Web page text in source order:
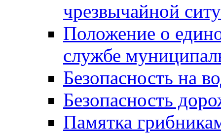
чрезвычайной
Положение о
службе
Безопасность на
Безопасность
Памятка